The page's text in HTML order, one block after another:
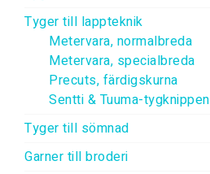
Tyger till lappteknik
Metervara, normalbreda
Metervara, specialbreda
Precuts, färdigskurna
Sentti & Tuuma-tygknippen
Tyger till sömnad
Garner till broderi